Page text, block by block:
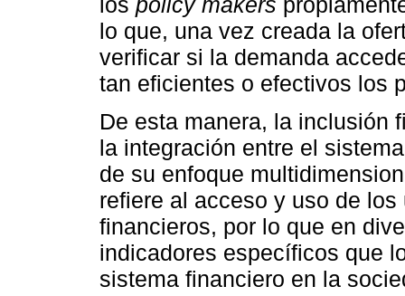
lo que, una vez creada la
verificar si la demanda
tan eficientes o efectivos los
De esta manera, la inclusión
la integración entre el
de su enfoque
refiere al acceso y uso de
financieros, por lo que en
indicadores específicos que
sistema financiero en la